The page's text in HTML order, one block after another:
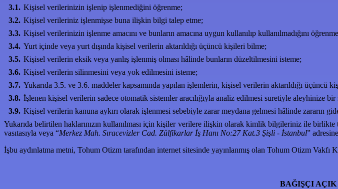
3.1. Kişisel verilerinizin işlenip işlenmediğini öğrenme;
3.2. Kişisel verileriniz işlenmişse buna ilişkin bilgi talep etme;
3.3. Kişisel verilerinizin işlenme amacını ve bunların amacına uygun kullanılıp kullanılmadığını
3.4. Yurt içinde veya yurt dışında kişisel verilerin aktarıldığı üçüncü kişileri bilme;
3.5. Kişisel verilerin eksik veya yanlış işlenmiş olması hâlinde bunların düzeltilmesini isteme;
3.6. Kişisel verilerin silinmesini veya yok edilmesini isteme;
3.7. Yukarıda 3.5. ve 3.6. maddeler kapsamında yapılan işlemlerin, kişisel verilerin aktarıldığı üçüncü
3.8. İşlenen kişisel verilerin sadece otomatik sistemler aracılığıyla analiz edilmesi suretiyle aleyhinize bir
3.9. Kişisel verilerin kanuna aykırı olarak işlenmesi sebebiyle zarar meydana gelmesi hâlinde zararın
Yukarıda belirtilen haklarınızın kullanılması için kişiler verilere ilişkin olarak kimlik bilgileriniz ile
vasıtasıyla veya “Merkez Mah. Sıracevizler Cad. Zülfikarlar İş Hanı No:27 Kat.3 Şişli - İstanbul”
İşbu aydınlatma metni, Tohum Otizm tarafından internet sitesinde yayınlanmış olan Tohum Otizm Vakfı
BAĞIŞÇI